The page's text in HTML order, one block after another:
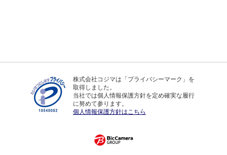
株式会社コジマは「プライバシーマーク」を
取得しました。
当社では個人情報保護方針を定め確実な履行
に努めて参ります。
個人情報保護方針はこちら